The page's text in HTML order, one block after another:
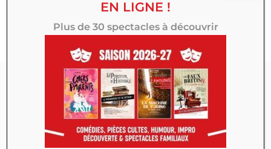
émotions toute la saison au Théâtre 100 Noms.
Abonnez-vous à
notre Newsletter :
Actualités, exclusivités, mises en vente des
EN LIGNE !
Plus de 30 spectacles à découvrir